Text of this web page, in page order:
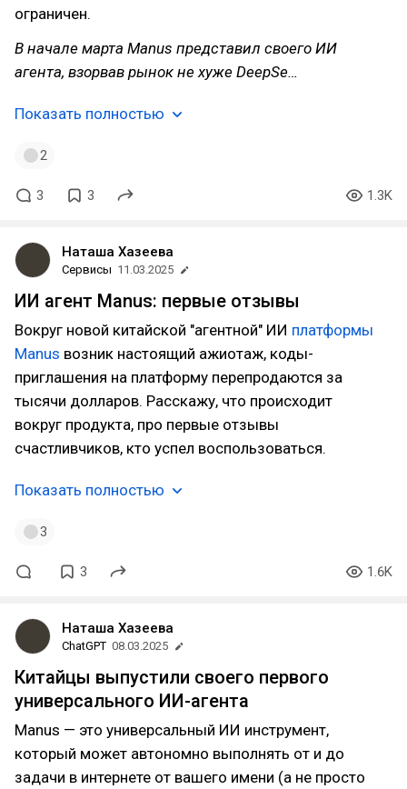
ограничен.
В начале марта Manus представил своего ИИ
агента, взорвав рынок не хуже DeepSe…
Показать полностью
2
3 3 1.3K
Наташа Хазеева
Сервисы 11.03.2025
ИИ агент Manus: первые отзывы
Вокруг новой китайской "агентной" ИИ платформы
Manus возник настоящий ажиотаж, коды-
приглашения на платформу перепродаются за
тысячи долларов. Расскажу, что происходит
вокруг продукта, про первые отзывы
счастливчиков, кто успел воспользоваться.
Показать полностью
3
3 1.6K
Наташа Хазеева
ChatGPT 08.03.2025
Китайцы выпустили своего первого
универсального ИИ-агента
Manus — это универсальный ИИ инструмент,
который может автономно выполнять от и до
задачи в интернете от вашего имени (а не просто